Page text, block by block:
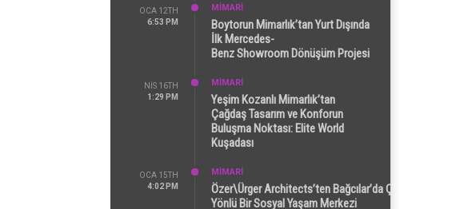
OCA 12TH
6:53 PM
MİMARİ
Boytorun Mimarlık’tan Yurt Dışında
İlk Mercedes-
Benz Showroom Dönüşüm Projesi
NIS 16TH
1:29 PM
MİMARİ
Yeşim Kozanlı Mimarlık’tan
Çağdaş Tasarım ve Konforun
Buluşma Noktası: Elite World
Kuşadası
OCA 15TH
4:02 PM
MİMARİ
Özer\Ürger Architects’ten Bağcılar’da Çok
Yönlü Bir Sosyal Yaşam Merkezi